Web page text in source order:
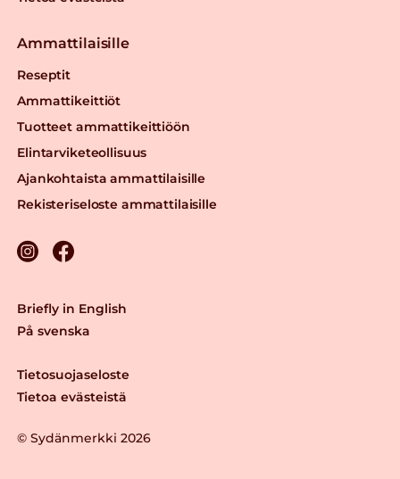
Ammattilaisille
Reseptit
Ammattikeittiöt
Tuotteet ammattikeittiöön
Elintarviketeollisuus
Ajankohtaista ammattilaisille
Rekisteriseloste ammattilaisille
© Sydänmerkki 2026
Tietosuojaseloste
Tietoa evästeistä
Briefly in English
På svenska